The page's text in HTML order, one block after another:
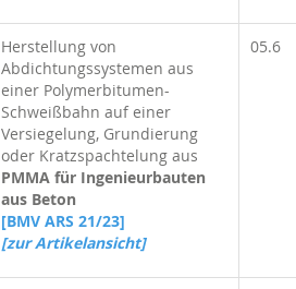
Herstellung von
Abdichtungssystemen aus
einer Polymerbitumen-
Schweißbahn auf einer
Versiegelung, Grundierung
oder Kratzspachtelung aus
PMMA für Ingenieurbauten
aus Beton
[BMV ARS 21/23]
[zur Artikelansicht]
05.6